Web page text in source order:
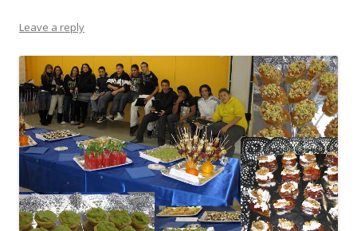
Leave a reply